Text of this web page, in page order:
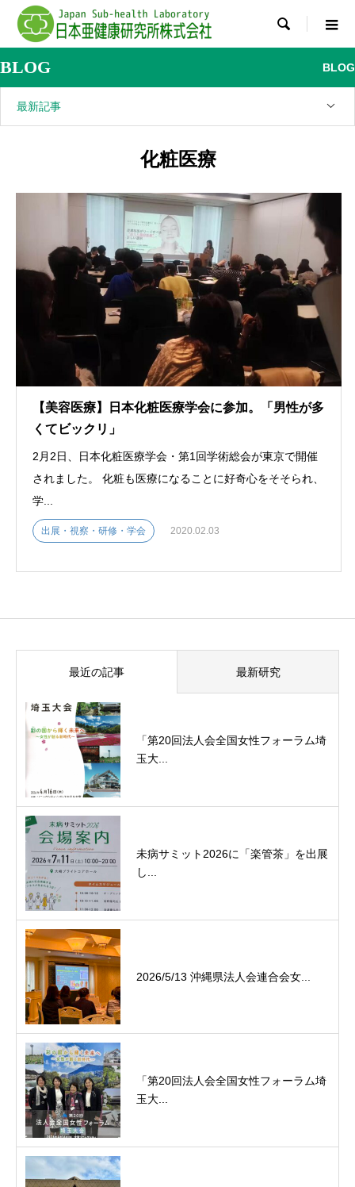

BLOG BLOG
最新記事
化粧医療
【美容医療】日本化粧医療学会に参加。「男性が多
くてビックリ」
2月2日、日本化粧医療学会・第1回学術総会が東京で開催
されました。 化粧も医療になることに好奇心をそそられ、
学...
出展・視察・研修・学会 2020.02.03
最近の記事 最新研究
「第20回法人会全国女性フォーラム埼
玉大...
未病サミット2026に「楽管茶」を出展
し...
2026/5/13 沖縄県法人会連合会女...
「第20回法人会全国女性フォーラム埼
玉大...